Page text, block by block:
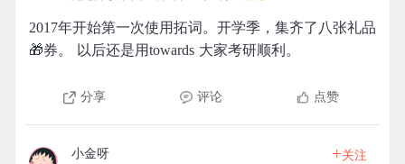
2017年开始第一次使用拓词。开学季，集齐了八张礼品
🎁券。 以后还是用towards 大家考研顺利。
分享 评论 点赞
小金呀 +关注